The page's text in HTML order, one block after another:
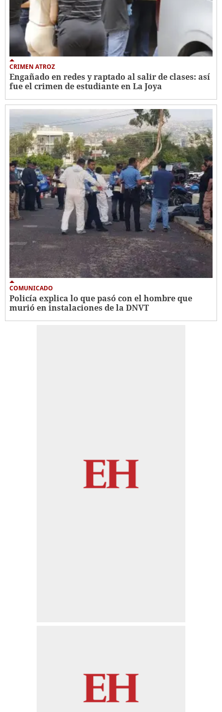
CRIMEN ATROZ
Engañado en redes y raptado al salir de clases: así
fue el crimen de estudiante en La Joya
COMUNICADO
Policía explica lo que pasó con el hombre que
murió en instalaciones de la DNVT